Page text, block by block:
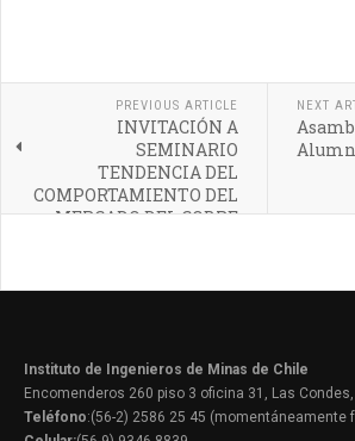
PREVIOUS ARTICLE
INVITACIÓN A
SEMINARIO
TENDENCIA DEL
COMPORTAMIENTO DEL
MERCADO DEL COBRE
NEXT
Instituto de Ingenieros de Minas de Chile
Encomenderos 260 piso 3 oficina 31, Las
Teléfono:(56-2) 2586 25 45 (momentáneamente